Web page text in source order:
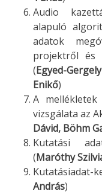
Audio
alapuló
adatok
projektről és
(Egyed-
Enikő)
A mellékletek
vizsgálata az
Dávid, Böhm
Kutatási
(Maróthy
Kutatásiadat-
András)